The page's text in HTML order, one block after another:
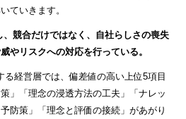
ていきます。
競合だけではなく、自社らしさの喪失
やリスクへの対応を行っている。
経営層では、偏差値の高い上位5項目
」「理念の浸透方法の工夫」「ナレッ
防策」「理念と評価の接続」があがり